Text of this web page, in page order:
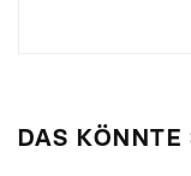
DAS KÖNNTE